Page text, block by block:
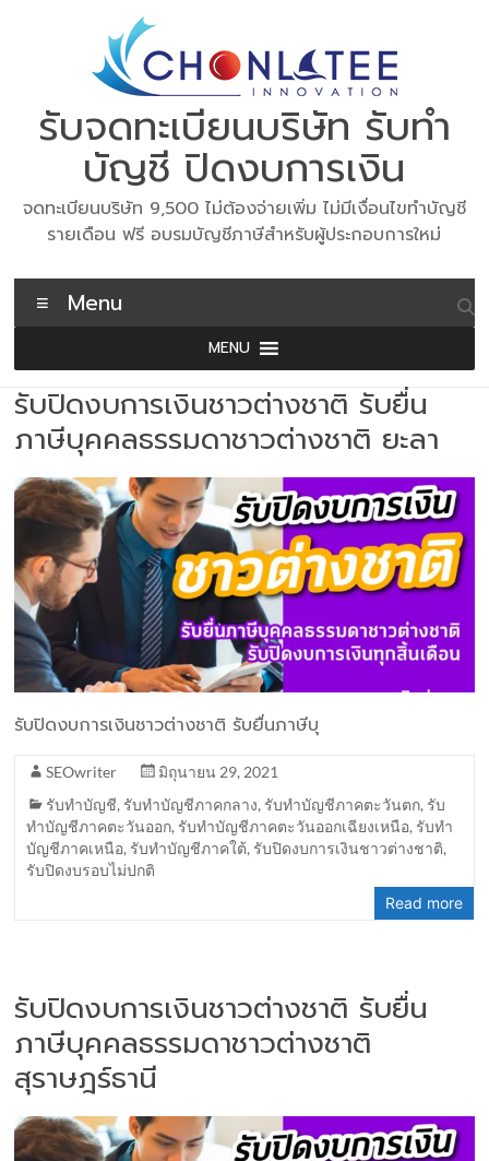
รับจดทะเบียนบริษัท รับทำ
บัญชี ปิดงบการเงิน
จดทะเบียนบริษัท 9,500 ไม่ต้องจ่ายเพิ่ม ไม่มีเงื่อนไขทำบัญชี
รายเดือน ฟรี อบรมบัญชีภาษีสำหรับผู้ประกอบการใหม่
Menu
MENU
รับปิดงบการเงินชาวต่างชาติ รับยื่น
ภาษีบุคคลธรรมดาชาวต่างชาติ ยะลา
รับปิดงบการเงินชาวต่างชาติ รับยื่นภาษีบุ
SEOwriter
มิถุนายน 29, 2021
รับทำบัญชี, รับทำบัญชีภาคกลาง, รับทำบัญชีภาคตะวันตก, รับ
ทำบัญชีภาคตะวันออก, รับทำบัญชีภาคตะวันออกเฉียงเหนือ, รับทำ
บัญชีภาคเหนือ, รับทำบัญชีภาคใต้, รับปิดงบการเงินชาวต่างชาติ,
รับปิดงบรอบไม่ปกติ
Read more
รับปิดงบการเงินชาวต่างชาติ รับยื่น
ภาษีบุคคลธรรมดาชาวต่างชาติ
สุราษฎร์ธานี